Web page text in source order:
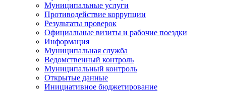
Муниципальные услуги
Противодействие коррупции
Результаты проверок
Официальные визиты и рабочие поездки
Информация
Муниципальная служба
Ведомственный контроль
Муниципальный контроль
Открытые данные
Инициативное бюджетирование